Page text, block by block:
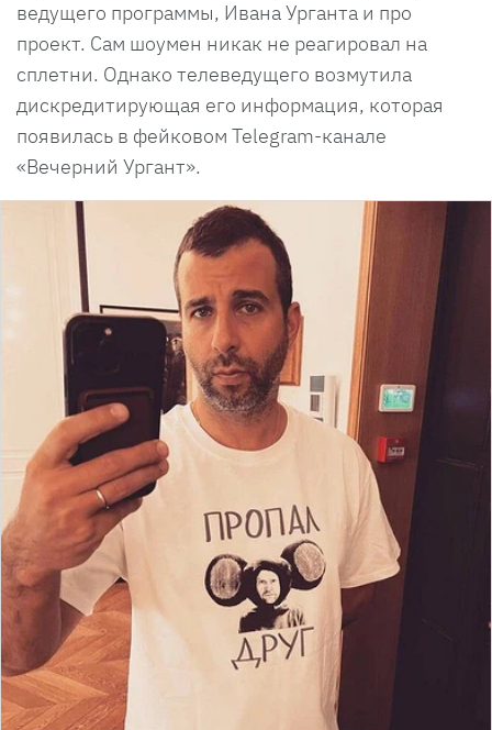
ведущего программы, Ивана Урганта и про
проект. Сам шоумен никак не реагировал на
сплетни. Однако телеведущего возмутила
дискредитирующая его информация, которая
появилась в фейковом Telegram-канале
«Вечерний Ургант».